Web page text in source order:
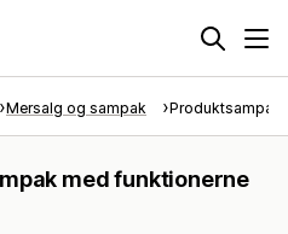
Mersalg og sampak Produktsampak
med funktionerne